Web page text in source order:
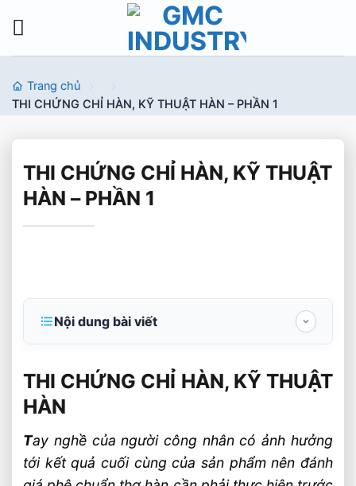
qua
nội
Trang chủ
THI CHỨNG CHỈ HÀN, KỸ THUẬT HÀN – PHẦN 1
THI CHỨNG CHỈ HÀN, KỸ THUẬT
HÀN – PHẦN 1
Nội dung bài viết
Phê chuẩn vị trí hàn
theo bảng sau
Vị trí, loại liên kết hàn phê chuẩn cho nối
ống đối với từng loại vị trí kiểm tra
THI CHỨNG CHỈ HÀN, KỸ THUẬT
HÀN
Tay nghề của người công nhân có ảnh hưởng
tới kết quả cuối cùng của sản phẩm nên đánh